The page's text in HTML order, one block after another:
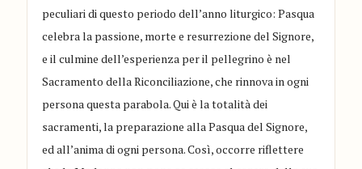
peculiari di questo periodo dell’anno liturgico: Pasqua
celebra la passione, morte e resurrezione del Signore,
e il culmine dell’esperienza per il pellegrino è nel
Sacramento della Riconciliazione, che rinnova in ogni
persona questa parabola. Qui è la totalità dei
sacramenti, la preparazione alla Pasqua del Signore,
ed all’anima di ogni persona. Così, occorre riflettere